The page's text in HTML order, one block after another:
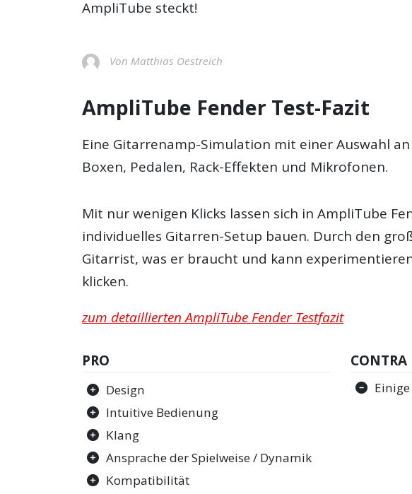
AmpliTube steckt!
Von Matthias Oestreich
AmpliTube Fender Test-Fazit
Eine Gitarrenamp-Simulation mit einer Auswahl an
Boxen, Pedalen, Rack-Effekten und Mikrofonen.
Mit nur wenigen Klicks lassen sich in AmpliTube
individuelles Gitarren-Setup bauen. Durch den
Gitarrist, was er braucht und kann
klicken.
zum detaillierten AmpliTube Fender Testfazit
PRO
Design
Intuitive Bedienung
Klang
Ansprache der Spielweise / Dynamik
Kompatibilität
CONTRA